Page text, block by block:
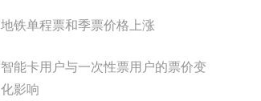
地铁单程票和季票价格上涨
智能卡用户与一次性票用户的票价变
化影响